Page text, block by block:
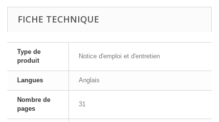
FICHE TECHNIQUE
Type de
produit
Notice d'emploi et d'entretien
Langues Anglais
Nombre de
pages
31